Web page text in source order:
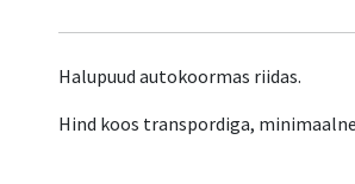
Halupuud autokoormas riidas.
Hind koos transpordiga,